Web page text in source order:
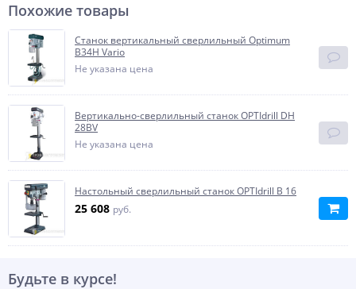
Похожие товары
Станок вертикальный сверлильный Optimum
B34H Vario
Не указана цена
Вертикально-сверлильный станок OPTIdrill DH
28BV
Не указана цена
Настольный сверлильный станок OPTIdrill B 16
25 608 руб.
Будьте в курсе!